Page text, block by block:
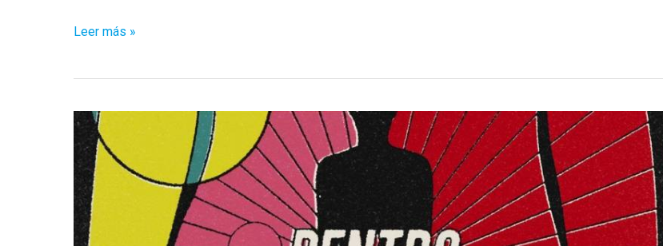
Javiera
vídeo
«Dentro
ti»
Leer más »